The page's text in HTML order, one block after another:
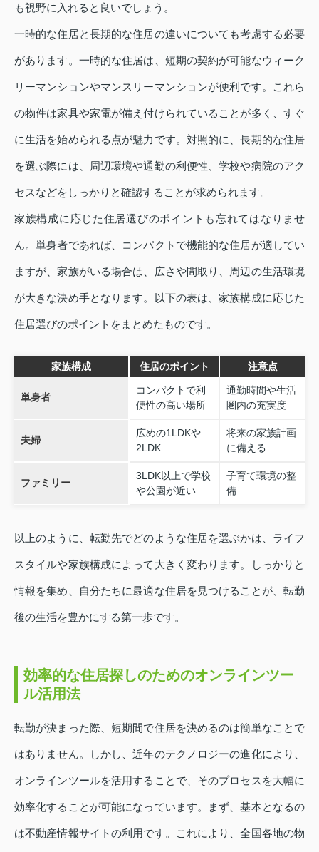
も視野に入れると良いでしょう。
一時的な住居と長期的な住居の違いについても考慮する必要
があります。一時的な住居は、短期の契約が可能なウィーク
リーマンションやマンスリーマンションが便利です。これら
の物件は家具や家電が備え付けられていることが多く、すぐ
に生活を始められる点が魅力です。対照的に、長期的な住居
を選ぶ際には、周辺環境や通勤の利便性、学校や病院のアク
セスなどをしっかりと確認することが求められます。
家族構成に応じた住居選びのポイントも忘れてはなりませ
ん。単身者であれば、コンパクトで機能的な住居が適してい
ますが、家族がいる場合は、広さや間取り、周辺の生活環境
が大きな決め手となります。以下の表は、家族構成に応じた
住居選びのポイントをまとめたものです。
家族構成 住居のポイント 注意点
単身者
コンパクトで利
便性の高い場所
通勤時間や生活
圏内の充実度
夫婦
広めの1LDKや
2LDK
将来の家族計画
に備える
ファミリー
3LDK以上で学校
や公園が近い
子育て環境の整
備
以上のように、転勤先でどのような住居を選ぶかは、ライフ
スタイルや家族構成によって大きく変わります。しっかりと
情報を集め、自分たちに最適な住居を見つけることが、転勤
後の生活を豊かにする第一歩です。
効率的な住居探しのためのオンラインツー
ル活用法
転勤が決まった際、短期間で住居を決めるのは簡単なことで
はありません。しかし、近年のテクノロジーの進化により、
オンラインツールを活用することで、そのプロセスを大幅に
効率化することが可能になっています。まず、基本となるの
は不動産情報サイトの利用です。これにより、全国各地の物